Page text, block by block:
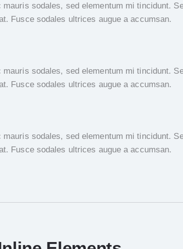
mauris sodales, sed elementum mi tincidunt.
Fusce sodales ultrices augue a accumsan.
mauris sodales, sed elementum mi tincidunt.
Fusce sodales ultrices augue a accumsan.
mauris sodales, sed elementum mi tincidunt.
Fusce sodales ultrices augue a accumsan.